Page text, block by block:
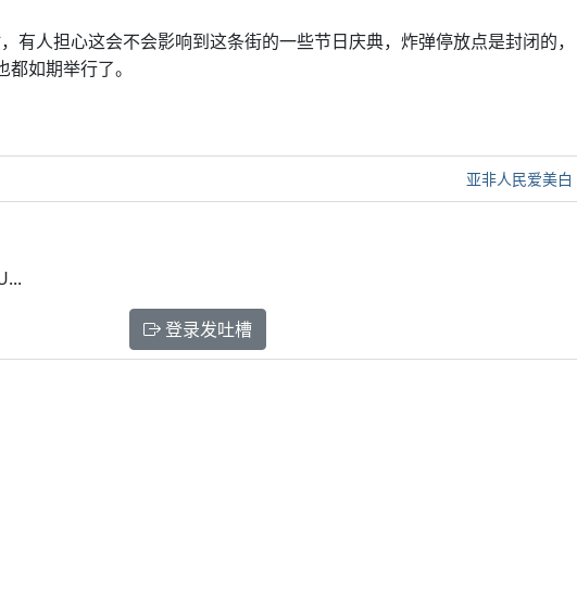
有人担心这会不会影响到这条街的一些节日庆典，炸弹停放点是封闭的，
如期举行了。
亚非人民爱美白
登录发吐槽